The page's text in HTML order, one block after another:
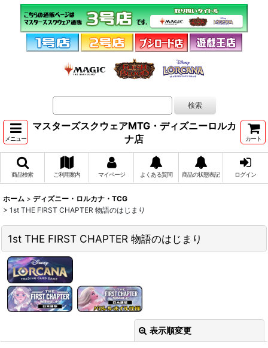
メニュー
マスターズスクウェアMTG・ディズニーロルカ
ナ店
カート
商品検索 ご利用案内 マイページ よくある質問 商品の状態表記 ログイン
ホーム > ディズニー・ロルカナ・TCG
> 1st THE FIRST CHAPTER 物語のはじまり
1st THE FIRST CHAPTER 物語のはじまり
表示順変更